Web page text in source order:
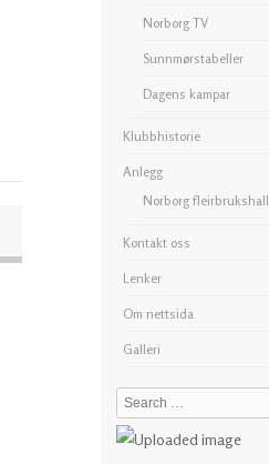
Norborg TV
Sunnmørstabeller
Dagens kampar
Klubbhistorie
Anlegg
Norborg fleirbrukshall
Kontakt oss
Lenker
Om nettsida
Galleri
Search